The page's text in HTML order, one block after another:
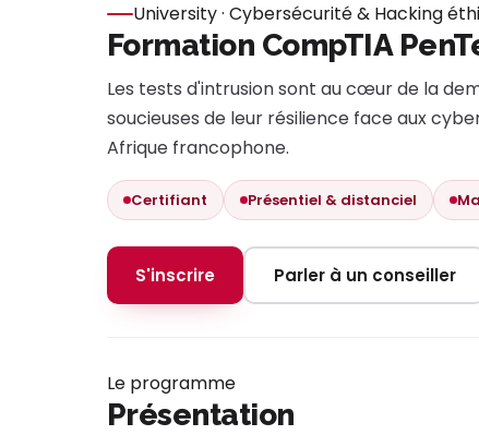
University · Cybersécurité & Hacking
Formation CompTIA
Les tests d'intrusion sont au cœur de la
soucieuses de leur résilience face aux
Afrique francophone.
Certifiant Présentiel & distanciel
S'inscrire Parler à un conseiller
Le programme
Présentation